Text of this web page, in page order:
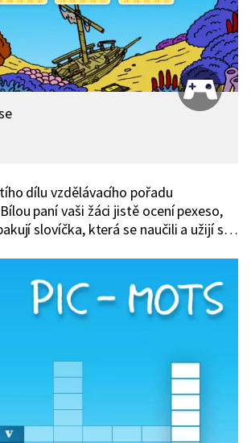
dílu vzdělávacího pořadu
paní vaši žáci jistě ocení pexeso,
slovíčka, která se naučili a užijí si